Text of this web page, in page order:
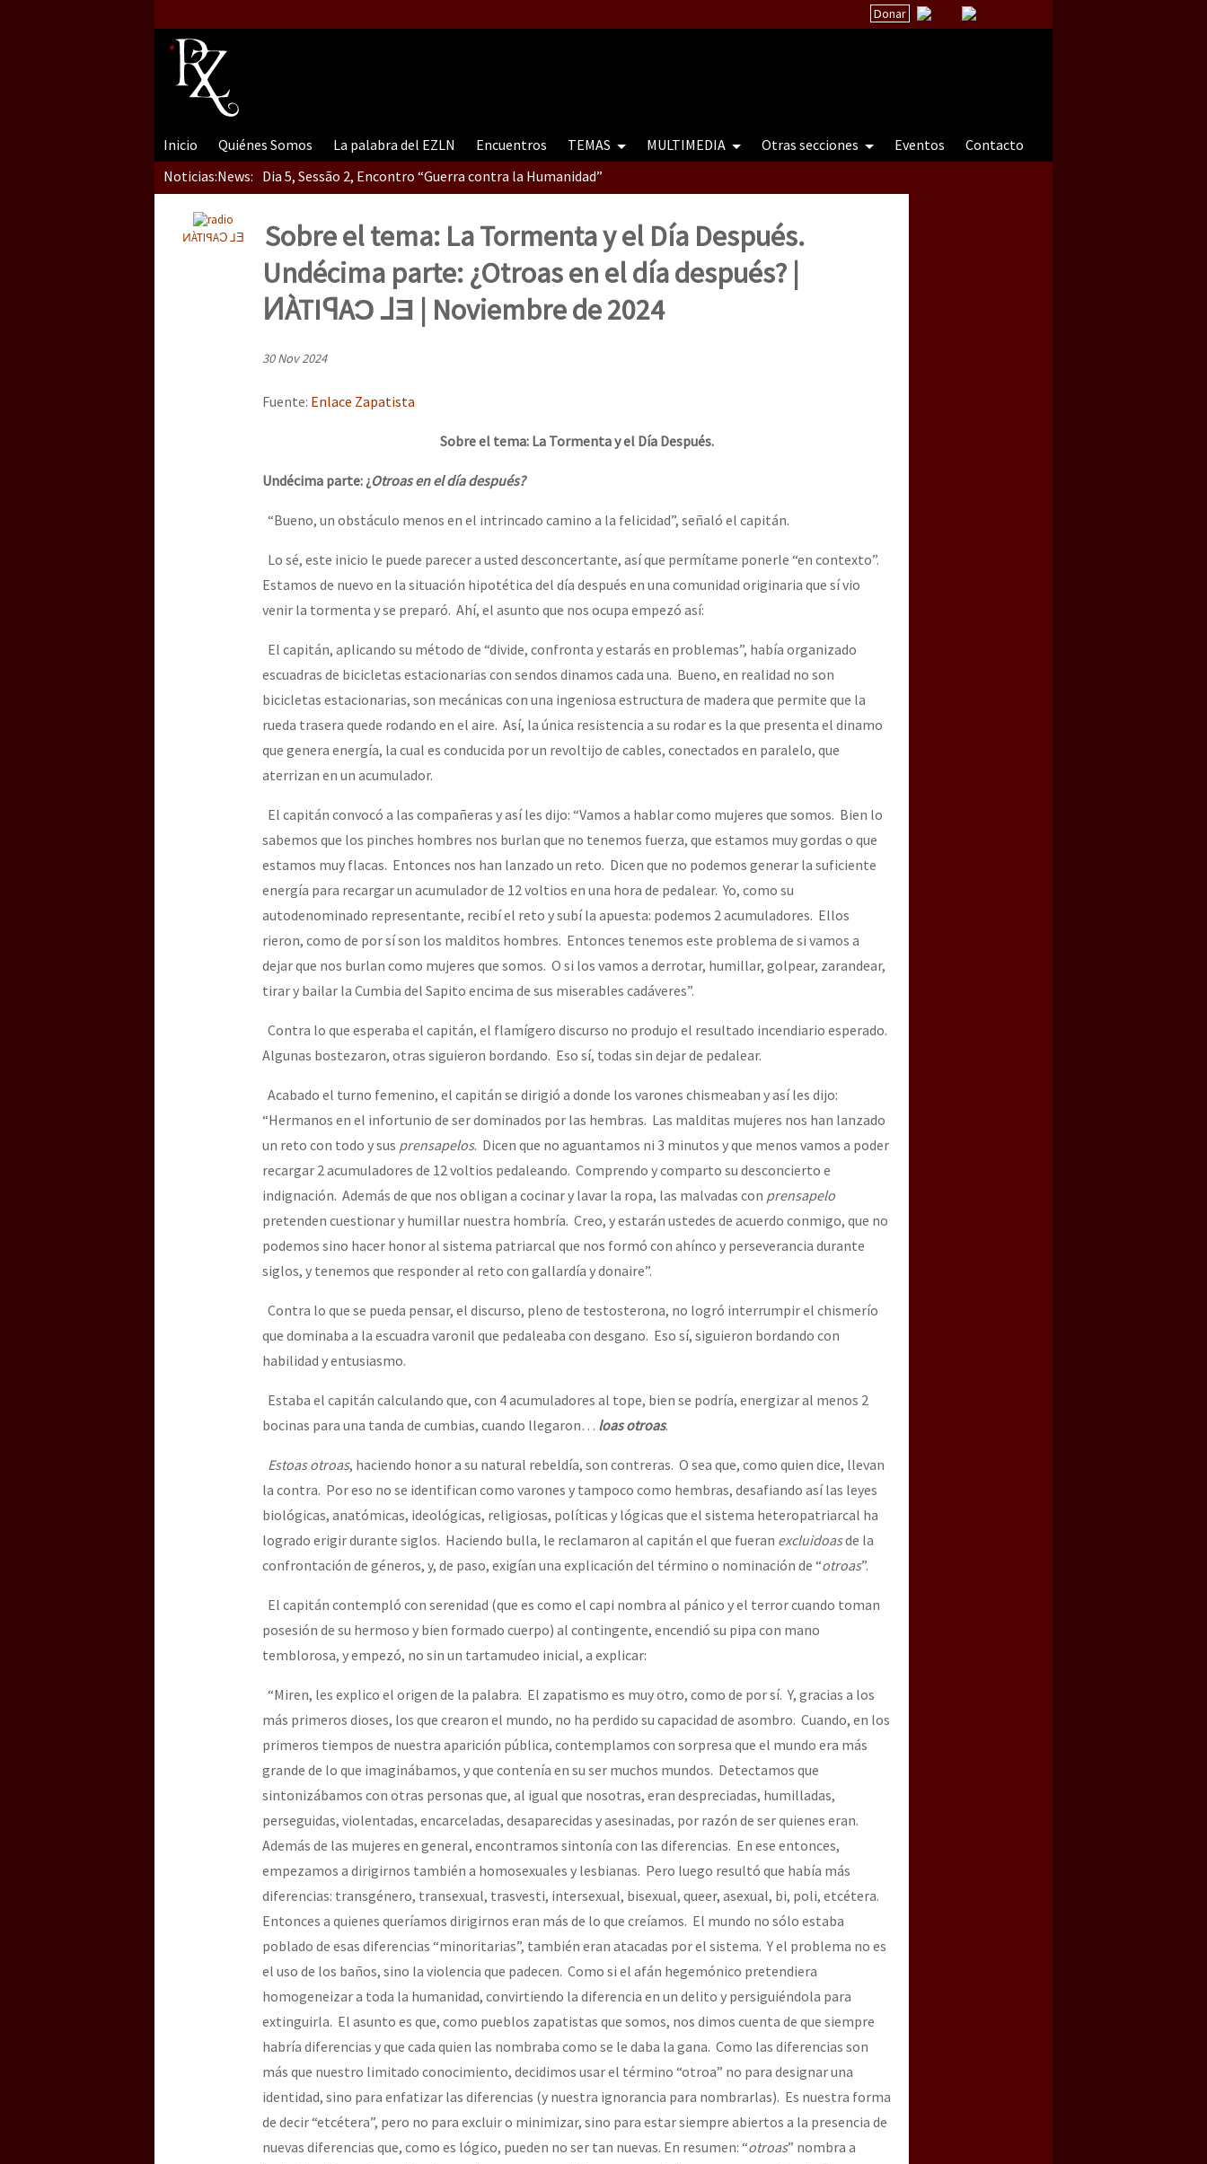
Donar
Inicio Quiénes Somos La palabra del EZLN Encuentros TEMAS MULTIMEDIA Otras secciones Eventos
Contacto
Noticias:News: Dia 5, Sessão 2, Encontro “Guerra contra la Humanidad”
Dia 5, sessão 1, do Encontro “Guerra contra a Humanidade”(As populações e a natureza e a natureza sob cerco)
Dia 4 – Encontro “Guerra contra a Humanidade” (As populações e a natureza sob cerco)
Dia 3 do Encontro “Guerra contra a Humanidade”
Dia 2 do Encontro “Guerra contra a Humanidad”
Dia 1: Encontro “Guerra contra a Humanidade”
“Sonhando a Terra do Bem Virá” se publica no Estado Espanhol
Se o México sabe, que o mundo saiba! Nossas lutas pela memória, a justiça e a dignidade
[25 abr – CDMX] Tokín por el CNI: 30 años de Resistencia y Rebeldía
ͶÀTIꟼAƆ ⅃Ǝ
Sobre el tema: La Tormenta y el Día Después.
Undécima parte: ¿Otroas en el día después? |
ͶÀTIꟼAƆ ⅃Ǝ | Noviembre de 2024
30 Nov 2024
Fuente: Enlace Zapatista
Sobre el tema: La Tormenta y el Día Después.
Undécima parte: ¿Otroas en el día después?
“Bueno, un obstáculo menos en el intrincado camino a la felicidad”, señaló el capitán.
Lo sé, este inicio le puede parecer a usted desconcertante, así que permítame ponerle “en contexto”.
Estamos de nuevo en la situación hipotética del día después en una comunidad originaria que sí vio
venir la tormenta y se preparó. Ahí, el asunto que nos ocupa empezó así:
El capitán, aplicando su método de “divide, confronta y estarás en problemas”, había organizado
escuadras de bicicletas estacionarias con sendos dinamos cada una. Bueno, en realidad no son
bicicletas estacionarias, son mecánicas con una ingeniosa estructura de madera que permite que la
rueda trasera quede rodando en el aire. Así, la única resistencia a su rodar es la que presenta el dinamo
que genera energía, la cual es conducida por un revoltijo de cables, conectados en paralelo, que
aterrizan en un acumulador.
El capitán convocó a las compañeras y así les dijo: “Vamos a hablar como mujeres que somos. Bien lo
sabemos que los pinches hombres nos burlan que no tenemos fuerza, que estamos muy gordas o que
estamos muy flacas. Entonces nos han lanzado un reto. Dicen que no podemos generar la suficiente
energía para recargar un acumulador de 12 voltios en una hora de pedalear. Yo, como su
autodenominado representante, recibí el reto y subí la apuesta: podemos 2 acumuladores. Ellos
rieron, como de por sí son los malditos hombres. Entonces tenemos este problema de si vamos a
dejar que nos burlan como mujeres que somos. O si los vamos a derrotar, humillar, golpear, zarandear,
tirar y bailar la Cumbia del Sapito encima de sus miserables cadáveres”.
Contra lo que esperaba el capitán, el flamígero discurso no produjo el resultado incendiario esperado.
Algunas bostezaron, otras siguieron bordando. Eso sí, todas sin dejar de pedalear.
Acabado el turno femenino, el capitán se dirigió a donde los varones chismeaban y así les dijo:
“Hermanos en el infortunio de ser dominados por las hembras. Las malditas mujeres nos han lanzado
un reto con todo y sus prensapelos. Dicen que no aguantamos ni 3 minutos y que menos vamos a poder
recargar 2 acumuladores de 12 voltios pedaleando. Comprendo y comparto su desconcierto e
indignación. Además de que nos obligan a cocinar y lavar la ropa, las malvadas con prensapelo
pretenden cuestionar y humillar nuestra hombría. Creo, y estarán ustedes de acuerdo conmigo, que no
podemos sino hacer honor al sistema patriarcal que nos formó con ahínco y perseverancia durante
siglos, y tenemos que responder al reto con gallardía y donaire”.
Contra lo que se pueda pensar, el discurso, pleno de testosterona, no logró interrumpir el chismerío
que dominaba a la escuadra varonil que pedaleaba con desgano. Eso sí, siguieron bordando con
habilidad y entusiasmo.
Estaba el capitán calculando que, con 4 acumuladores al tope, bien se podría, energizar al menos 2
bocinas para una tanda de cumbias, cuando llegaron… loas otroas.
Estoas otroas, haciendo honor a su natural rebeldía, son contreras. O sea que, como quien dice, llevan
la contra. Por eso no se identifican como varones y tampoco como hembras, desafiando así las leyes
biológicas, anatómicas, ideológicas, religiosas, políticas y lógicas que el sistema heteropatriarcal ha
logrado erigir durante siglos. Haciendo bulla, le reclamaron al capitán el que fueran excluidoasde la
confrontación de géneros, y, de paso, exigían una explicación del término o nominación de “otroas”.
El capitán contempló con serenidad (que es como el capi nombra al pánico y el terror cuando toman
posesión de su hermoso y bien formado cuerpo) al contingente, encendió su pipa con mano
temblorosa, y empezó, no sin un tartamudeo inicial, a explicar:
“Miren, les explico el origen de la palabra. El zapatismo es muy otro, como de por sí. Y, gracias a los
más primeros dioses, los que crearon el mundo, no ha perdido su capacidad de asombro. Cuando, en los
primeros tiempos de nuestra aparición pública, contemplamos con sorpresa que el mundo era más
grande de lo que imaginábamos, y que contenía en su ser muchos mundos. Detectamos que
sintonizábamos con otras personas que, al igual que nosotras, eran despreciadas, humilladas,
perseguidas, violentadas, encarceladas, desaparecidas y asesinadas, por razón de ser quienes eran.
Además de las mujeres en general, encontramos sintonía con las diferencias. En ese entonces,
empezamos a dirigirnos también a homosexuales y lesbianas. Pero luego resultó que había más
diferencias: transgénero, transexual, trasvesti, intersexual, bisexual, queer, asexual, bi, poli, etcétera.
Entonces a quienes queríamos dirigirnos eran más de lo que creíamos. El mundo no sólo estaba
poblado de esas diferencias “minoritarias”, también eran atacadas por el sistema. Y el problema no es
el uso de los baños, sino la violencia que padecen. Como si el afán hegemónico pretendiera
homogeneizar a toda la humanidad, convirtiendo la diferencia en un delito y persiguiéndola para
extinguirla. El asunto es que, como pueblos zapatistas que somos, nos dimos cuenta de que siempre
habría diferencias y que cada quien las nombraba como se le daba la gana. Como las diferencias son
más que nuestro limitado conocimiento, decidimos usar el término “otroa” no para designar una
identidad, sino para enfatizar las diferencias (y nuestra ignorancia para nombrarlas). Es nuestra forma
de decir “etcétera”, pero no para excluir o minimizar, sino para estar siempre abiertos a la presencia de
nuevas diferencias que, como es lógico, pueden no ser tan nuevas. En resumen: “otroas” nombra a